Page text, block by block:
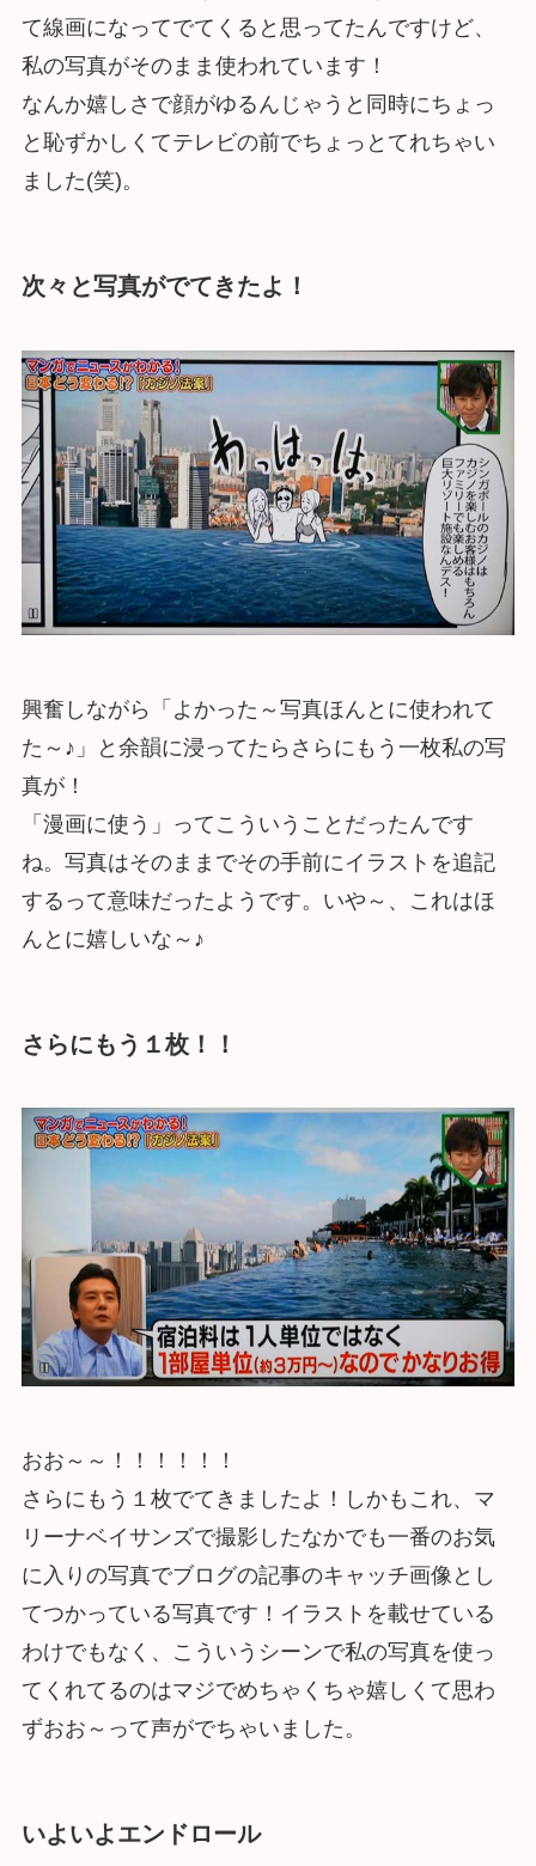
て線画になってでてくると思ってたんですけど、
私の写真がそのまま使われています！
なんか嬉しさで顔がゆるんじゃうと同時にちょっ
と恥ずかしくてテレビの前でちょっとてれちゃい
ました(笑)。
次々と写真がでてきたよ！
興奮しながら「よかった～写真ほんとに使われて
た～♪」と余韻に浸ってたらさらにもう一枚私の写
真が！
「漫画に使う」ってこういうことだったんです
ね。写真はそのままでその手前にイラストを追記
するって意味だったようです。いや～、これはほ
んとに嬉しいな～♪
さらにもう１枚！！
おお～～！！！！！！
さらにもう１枚でてきましたよ！しかもこれ、マ
リーナベイサンズで撮影したなかでも一番のお気
に入りの写真でブログの記事のキャッチ画像とし
てつかっている写真です！イラストを載せている
わけでもなく、こういうシーンで私の写真を使っ
てくれてるのはマジでめちゃくちゃ嬉しくて思わ
ずおお～って声がでちゃいました。
いよいよエンドロール